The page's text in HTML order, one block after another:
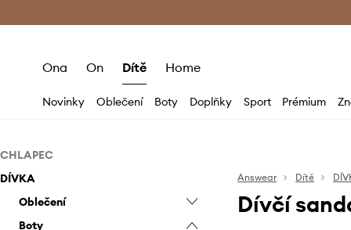
Doručení a
Ona On Dítě Home
Novinky Oblečení Boty Doplňky Sport Prémium
CHLAPEC
Oblečení
Body
Bundy a kabáty
Boty
Espadrilky
Doplňky
DÍVKA
Oblečení
Body
Boty
Answear Dítě
Dívčí